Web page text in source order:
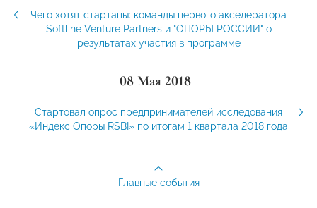
Чего хотят стартапы: команды первого акселератора
Softline Venture Partners и "ОПОРЫ РОССИИ" о
результатах участия в программе
08 Мая 2018
Стартовал опрос предпринимателей исследования
«Индекс Опоры RSBI» по итогам 1 квартала 2018 года
Главные события